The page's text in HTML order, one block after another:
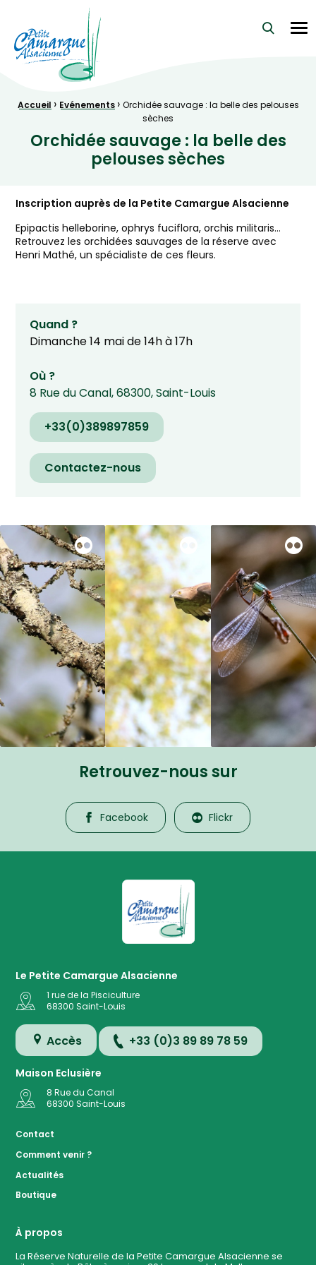
La Petite Camargue Alsacienne Réserve Naturelle au
Fil d'Ariane :
Accueil › Evénements › Orchidée sauvage : la belle des pelouses
sèches
Orchidée sauvage : la belle des
pelouses sèches
Inscription auprès de la Petite Camargue Alsacienne
Epipactis helleborine, ophrys fuciflora, orchis militaris…
Retrouvez les orchidées sauvages de la réserve avec
Henri Mathé, un spécialiste de ces fleurs.
Quand ?
Dimanche 14 mai de 14h à 17h
Où ?
8 Rue du Canal,68300,Saint-Louis
+33(0)389897859
Contactez-nous
Retrouvez-nous sur
Facebook Flickr
La Petite Camargue
Le Petite Camargue Alsacienne
1 rue de la Pisciculture
68300 Saint-Louis
Accès +33 (0)3 89 89 78 59
Maison Eclusière
8 Rue du Canal
68300 Saint-Louis
Contact
Comment venir ?
Actualités
Boutique
À propos
La Réserve Naturelle de la Petite Camargue Alsacienne se